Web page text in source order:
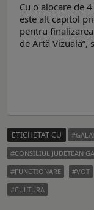
Cu o alocare de
este alt capitol
pentru
de Artă Vizuală”,
ETICHETAT CU
CONSILIUL JUDETEAN
FUNCTIONARE
VOT
CULTURA